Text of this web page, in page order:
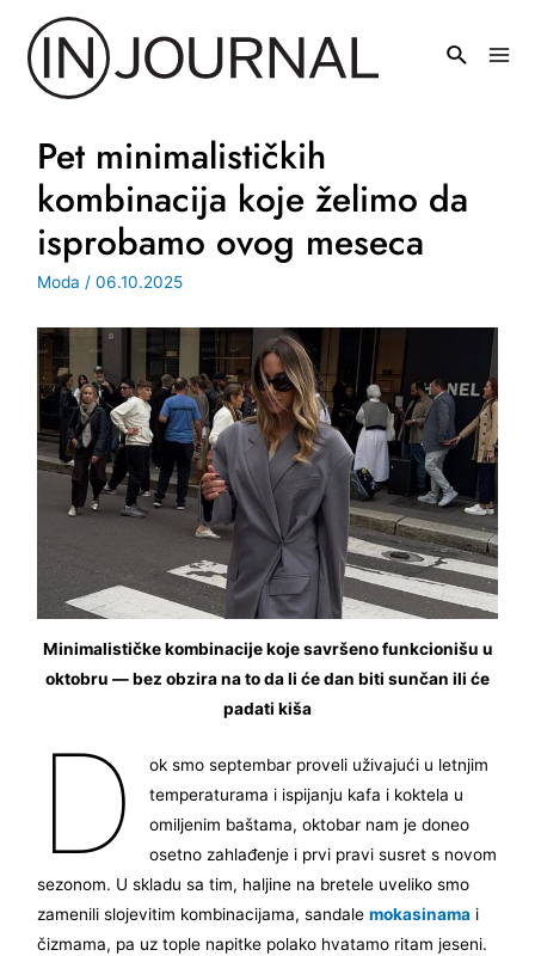
sadržaj
Pet minimalističkih
kombinacija koje želimo da
isprobamo ovog meseca
Moda /06.10.2025
Minimalističke kombinacije koje savršeno funkcionišu u
oktobru — bez obzira na to da li će dan biti sunčan ili će
padati kiša
D
ok smo septembar proveli uživajući u letnjim
temperaturama i ispijanju kafa i koktela u
omiljenim baštama, oktobar nam je doneo
osetno zahlađenje i prvi pravi susret s novom
sezonom. U skladu sa tim, haljine na bretele uveliko smo
zamenili slojevitim kombinacijama, sandalemokasinama i
čizmama, pa uz tople napitke polako hvatamo ritam jeseni.